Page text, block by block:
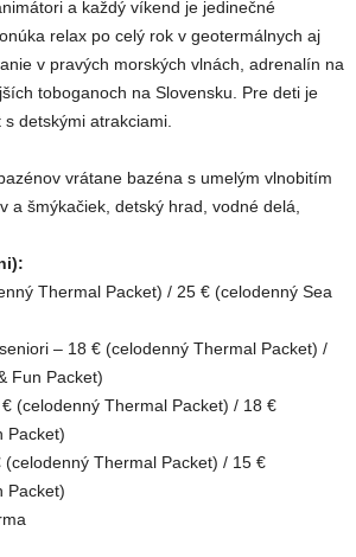
a každý víkend je jedinečné
relax po celý rok v geotermálnych aj
v pravých morských vlnách, adrenalín na
toboganoch na Slovensku. Pre deti je
detskými atrakciami.
vrátane bazéna s umelým vlnobitím
a šmýkačiek, detský hrad, vodné delá,
Thermal Packet) / 25 € (celodenný Sea
– 18 € (celodenný Thermal Packet) /
Fun Packet)
(celodenný Thermal Packet) / 18 €
Packet)
(celodenný Thermal Packet) / 15 €
Packet)